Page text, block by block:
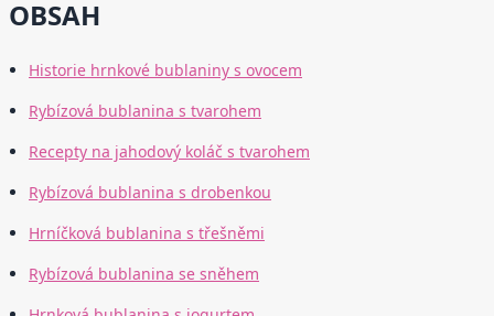
OBSAH
Historie hrnkové bublaniny s ovocem
Rybízová bublanina s tvarohem
Recepty na jahodový koláč s tvarohem
Rybízová bublanina s drobenkou
Hrníčková bublanina s třešněmi
Rybízová bublanina se sněhem